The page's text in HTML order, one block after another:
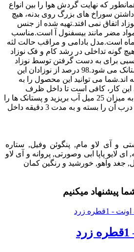
که نهایت گردش هوا را بین انواع
داشتن سوراخ های بزرگ روی بدنه، هیچ
اتفاق نمی افتد.تهیه شده از جنس
مضر مانند بیسفنول آ است.مناسب
برای نوزاد از بدو تولد تا 6 ماه است.مدل بادامی و مراقب حالت لثه
گونه تداخلی در رشد کام و فک نوزاد
برای به دست گرفتن توسط نوزاد
دارد.هر بسته شامل دو پستانک می شود.98 درصد از نوزادان این
اند.شما می توانید این محصول را به
این کار، کافی است تا داخل ظرف
پلاستیکی خود این پستانک به میزان 25 میل آب بریزید و پستانک ها را
داخل آن قرار دهید. سپس درب آن را بسته و به مدت 3 دقیقه داخل
و آی لاو مام, پنگوئن وفیل, ستاره
پاپا ابی وصورتی, پروانه و آی لاو
جغد وآهو, خورشید و رنگین کمان
پیشنهاد میکنیم